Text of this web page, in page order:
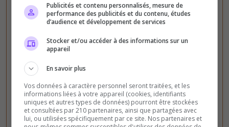
[FA]☀️STORYLIFE☀️ RP sérieux &
l’écoute
Une famille soudée avec un Staff proche et à
l'écoute ! Nous sommes en constante évolution
avec un sens aigu du détail et une excellente
organisation. Le RP réaliste et de qualité.
1 086 4 325
Publicités et contenu personnalisés, mesure de
performance des publicités et du contenu, études
d’audience et développement de services
Stocker et/ou accéder à des informations sur un
appareil
En savoir plus
Vos données à caractère personnel seront traitées, et les
informations liées à votre appareil (cookies, identifiants
uniques et autres types de données) pourront être stockées
et consultées par 210 partenaires, ainsi que partagées avec
lui, ou utilisées spécifiquement par ce site. Nos partenaires et